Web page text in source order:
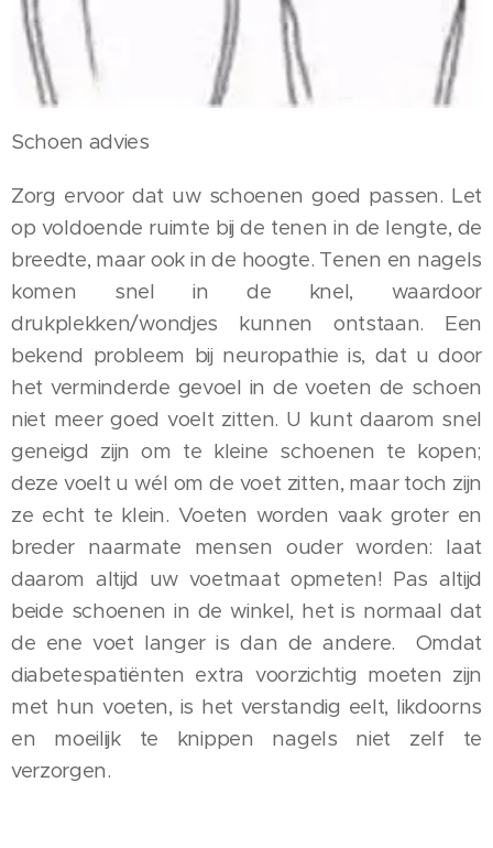
Schoen advies
Zorg ervoor dat uw schoenen goed passen. Let
op voldoende ruimte bij de tenen in de lengte, de
breedte, maar ook in de hoogte. Tenen en nagels
komen snel in de knel, waardoor
drukplekken/wondjes kunnen ontstaan. Een
bekend probleem bij neuropathie is, dat u door
het verminderde gevoel in de voeten de schoen
niet meer goed voelt zitten. U kunt daarom snel
geneigd zijn om te kleine schoenen te kopen;
deze voelt u wél om de voet zitten, maar toch zijn
ze echt te klein. Voeten worden vaak groter en
breder naarmate mensen ouder worden: laat
daarom altijd uw voetmaat opmeten! Pas altijd
beide schoenen in de winkel, het is normaal dat
de ene voet langer is dan de andere. Omdat
diabetespatiënten extra voorzichtig moeten zijn
met hun voeten, is het verstandig eelt, likdoorns
en moeilijk te knippen nagels niet zelf te
verzorgen.